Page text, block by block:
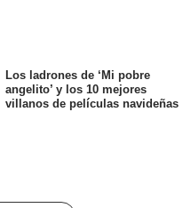
Los ladrones de ‘Mi pobre
angelito’ y los 10 mejores
villanos de películas navideñas